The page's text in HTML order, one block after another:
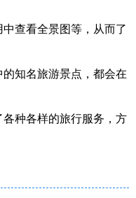
查看全景图等，从而了
知名旅游景点，都会在
种各样的旅行服务，方